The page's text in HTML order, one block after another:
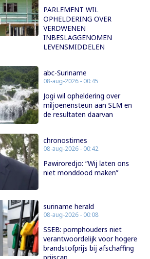
PARLEMENT WIL
OPHELDERING OVER
VERDWENEN
INBESLAGGENOMEN
LEVENSMIDDELEN
abc-Suriname
08-aug-2026 - 00:45
Jogi wil opheldering over
miljoenensteun aan SLM en
de resultaten daarvan
chronostimes
08-aug-2026 - 00:42
Pawiroredjo: “Wij laten ons
niet monddood maken”
suriname herald
08-aug-2026 - 00:08
SSEB: pomphouders niet
verantwoordelijk voor hogere
brandstofprijs bij afschaffing